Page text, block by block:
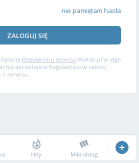
nie pamiętam hasła
ZALOGUJ SIĘ
Regulaminu serwisu Wykop.pl w jego
nie akceptujesz Regulaminu w całości,
serwisu.
Hity Mikroblog